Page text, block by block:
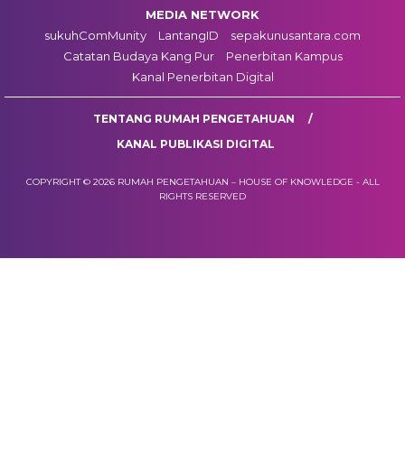
MEDIA NETWORK
sukuhComMunity
LantangID
sepakunusantara.com
Catatan Budaya Kang Pur
Penerbitan Kampus
Kanal Penerbitan Digital
TENTANG RUMAH PENGETAHUAN
KANAL PUBLIKASI DIGITAL
COPYRIGHT © 2026 RUMAH PENGETAHUAN – HOUSE OF KNOWLEDGE - ALL
RIGHTS RESERVED